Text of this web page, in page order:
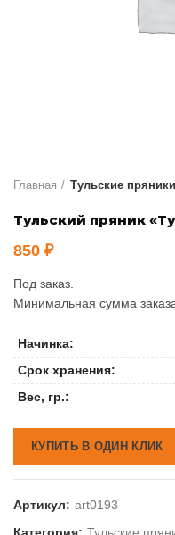
Главная Тульские
Тульский пряник
850 ₽
Под заказ.
Минимальная сумма
Начинка:
Срок хранения:
Вес, гр.:
КУПИТЬ В ОДИН КЛИК
Артикул: art0193